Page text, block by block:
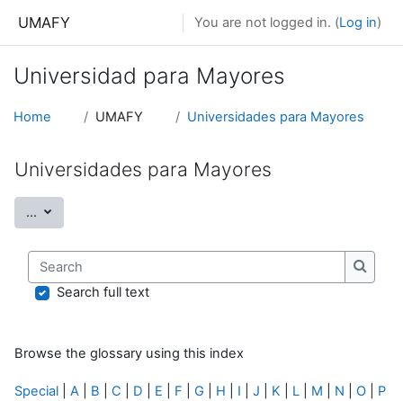
UMAFY You are not logged in. (Log in)
Universidad para Mayores
Home UMAFY Universidades para Mayores
Universidades para Mayores
... Export entries
Search
Search
Search full text
Browse the glossary using this index
Special A B C D E F G H I J K L M N O
P